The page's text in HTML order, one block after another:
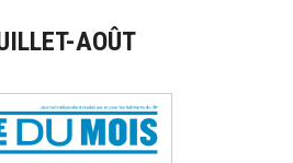
AOÛT